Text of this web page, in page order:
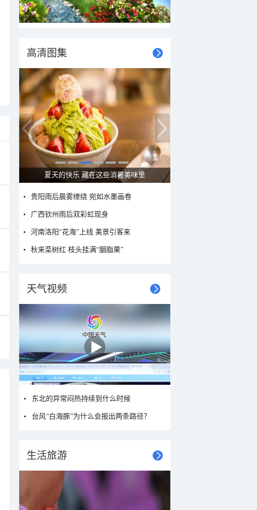
高清图集
广西南宁：盛夏里的“绿野仙踪”
贵阳雨后晨雾缭绕 宛如水墨画卷
广西钦州雨后双彩虹现身
河南洛阳“花海”上线 美景引客来
秋来栾树红 枝头挂满“胭脂果”
天气视频
东北的异常闷热持续到什么时候
台风“白海豚”为什么会报出两条路径？
生活旅游